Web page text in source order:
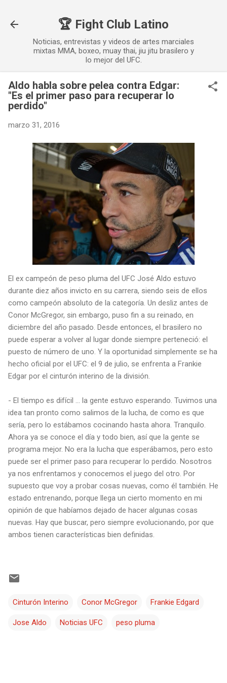
🏆 Fight Club Latino
Noticias, entrevistas y videos de artes marciales
mixtas MMA, boxeo, muay thai, jiu jitu brasilero y
lo mejor del UFC.
Aldo habla sobre pelea contra Edgar:
"Es el primer paso para recuperar lo
perdido"
marzo 31, 2016
El ex campeón de peso pluma del UFC José Aldo estuvo
durante diez años invicto en su carrera, siendo seis de ellos
como campeón absoluto de la categoría. Un desliz antes de
Conor McGregor, sin embargo, puso fin a su reinado, en
diciembre del año pasado. Desde entonces, el brasilero no
puede esperar a volver al lugar donde siempre perteneció: el
puesto de número de uno. Y la oportunidad simplemente se ha
hecho oficial por el UFC: el 9 de julio, se enfrenta a Frankie
Edgar por el cinturón interino de la división.
- El tiempo es difícil ... la gente estuvo esperando. Tuvimos una
idea tan pronto como salimos de la lucha, de como es que
sería, pero lo estábamos cocinando hasta ahora. Tranquilo.
Ahora ya se conoce el día y todo bien, así que la gente se
programa mejor. No era la lucha que esperábamos, pero esto
puede ser el primer paso para recuperar lo perdido. Nosotros
ya nos enfrentamos y conocemos el juego del otro. Por
supuesto que voy a probar cosas nuevas, como él también. He
estado entrenando, porque llega un cierto momento en mi
opinión de que habíamos dejado de hacer algunas cosas
nuevas. Hay que buscar, pero siempre evolucionando, por que
ambos tienen características bien definidas.
Cinturón Interino Conor McGregor Frankie Edgard
Jose Aldo Noticias UFC peso pluma